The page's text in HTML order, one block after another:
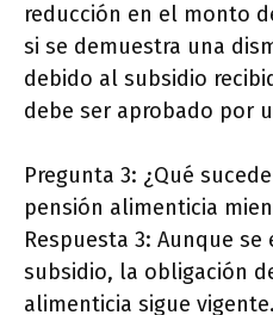
reducción en el monto
si se demuestra una
debido al subsidio
debe ser aprobado por
Pregunta 3: ¿Qué
pensión alimenticia
Respuesta 3: Aunque
subsidio, la obligación
alimenticia sigue